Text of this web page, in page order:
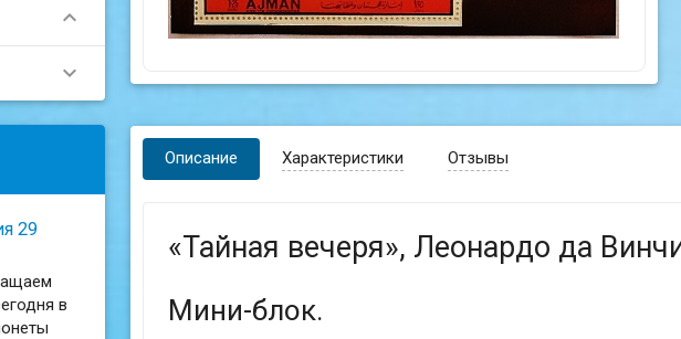


29
в
Описание Характеристики Отзывы
«Тайная вечеря», Леонардо да
Мини-блок.